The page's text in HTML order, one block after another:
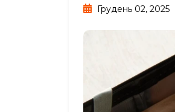
Грудень 02, 2025